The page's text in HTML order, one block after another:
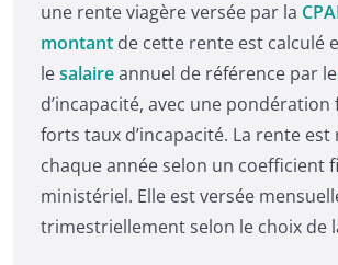
une rente viagère versée par la
montant de cette rente est calculé
lesalaireannuel de référence par le
d’incapacité, avec une pondération
forts taux d’incapacité. La rente est
chaque année selon un coefficient
ministériel. Elle est versée
trimestriellement selon le choix de